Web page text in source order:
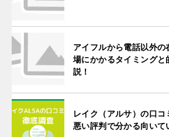
アイフルから電話以外
場にかかるタイミングと
説！
レイク（アルサ）の口コ
悪い評判で分かる向いて